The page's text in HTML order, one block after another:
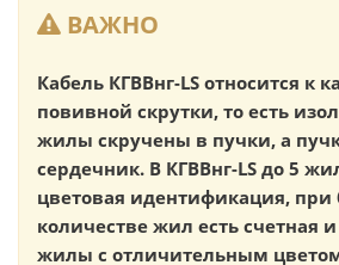
ВАЖНО
Кабель КГВВнг-LS относится к
повивной скрутки, то есть
жилы скручены в пучки, а
сердечник. В КГВВнг-LS до 5
цветовая идентификация,
количестве жил есть счетная
жилы с отличительным